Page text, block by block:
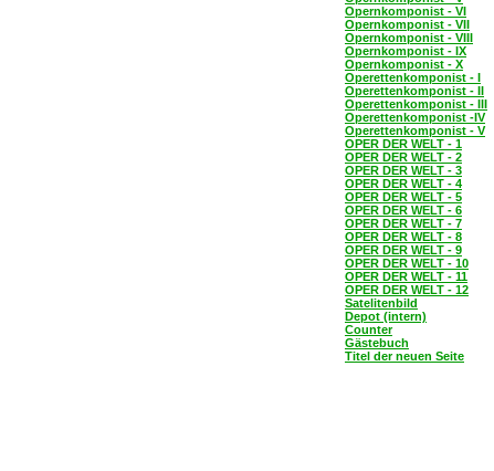
Opernkomponist - VI
Opernkomponist - VII
Opernkomponist - VIII
Opernkomponist - IX
Opernkomponist - X
Operettenkomponist - I
Operettenkomponist - II
Operettenkomponist - III
Operettenkomponist -IV
Operettenkomponist - V
OPER DER WELT - 1
OPER DER WELT - 2
OPER DER WELT - 3
OPER DER WELT - 4
OPER DER WELT - 5
OPER DER WELT - 6
OPER DER WELT - 7
OPER DER WELT - 8
OPER DER WELT - 9
OPER DER WELT - 10
OPER DER WELT - 11
OPER DER WELT - 12
Satelitenbild
Depot (intern)
Counter
Gästebuch
Titel der neuen Seite